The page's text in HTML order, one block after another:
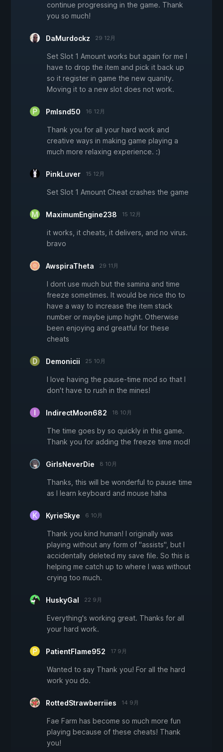
continue progressing in the game. Thank
you so much!
DaMurdockz 29 12月
Set Slot 1 Amount works but again for me I
have to drop the item and pick it back up
so it register in game the new quanity.
Moving it to a new slot does not work.
Pmlsnd50 16 12月
Thank you for all your hard work and
creative ways in making game playing a
much more relaxing experience. :)
PinkLuver 15 12月
Set Slot 1 Amount Cheat crashes the game
MaximumEngine238 15 12月
it works, it cheats, it delivers, and no virus.
bravo
AwspiraTheta 29 11月
I dont use much but the samina and time
freeze sometimes. It would be nice tho to
have a way to increase the item stack
number or maybe jump hight. Otherwise
been enjoying and greatful for these
cheats
Demonicii 25 10月
I love having the pause-time mod so that I
don't have to rush in the mines!
IndirectMoon682 18 10月
The time goes by so quickly in this game.
Thank you for adding the freeze time mod!
GirlsNeverDie 8 10月
Thanks, this will be wonderful to pause time
as I learn keyboard and mouse haha
KyrieSkye 6 10月
Thank you kind human! I originally was
playing without any form of "assists", but I
accidentally deleted my save file. So this is
helping me catch up to where I was without
crying too much.
HuskyGal 22 9月
Everything's working great. Thanks for all
your hard work.
PatientFlame952 17 9月
Wanted to say Thank you! For all the hard
work you do.
RottedStrawberriies 14 9月
Fae Farm has become so much more fun
playing because of these cheats! Thank
you!